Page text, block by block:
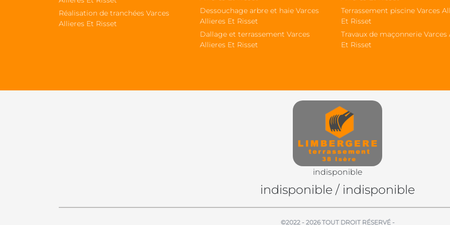
Réalisation de tranchées Varces
Allieres Et Risset
Dessouchage arbre et haie Varces
Allieres Et Risset
Dallage et terrassement Varces
Allieres Et Risset
Terrassement piscine Varces
Et Risset
Travaux de maçonnerie Varces
Et Risset
indisponible
indisponible / indisponible
©2022 - 2026 TOUT DROIT RÉSERVÉ -